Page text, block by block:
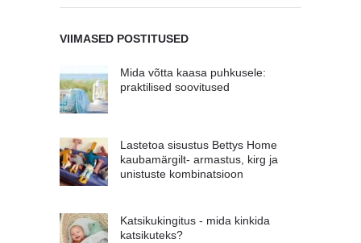
VIIMASED POSTITUSED
Mida võtta kaasa puhkusele:
praktilised soovitused
Lastetoa sisustus Bettys Home
kaubamärgilt- armastus, kirg ja
unistuste kombinatsioon
Katsikukingitus - mida kinkida
katsikuteks?